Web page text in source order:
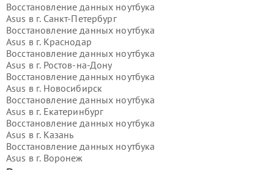
Восстановление данных ноутбука
Asus в г. Санкт-Петербург
Восстановление данных ноутбука
Asus в г. Краснодар
Восстановление данных ноутбука
Asus в г. Ростов-на-Дону
Восстановление данных ноутбука
Asus в г. Новосибирск
Восстановление данных ноутбука
Asus в г. Екатеринбург
Восстановление данных ноутбука
Asus в г. Казань
Восстановление данных ноутбука
Asus в г. Воронеж